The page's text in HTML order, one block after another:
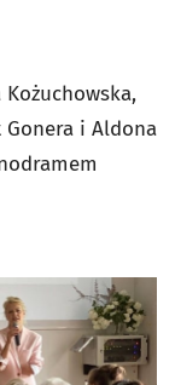
Gonera i Aldona